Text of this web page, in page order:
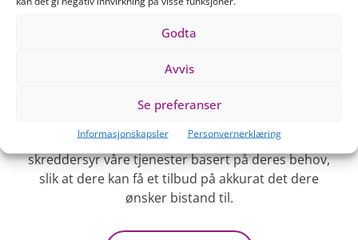
Godta
Avvis
Se preferanser
Informasjonskapsler Personvernerklæring
en enklere hverdag
hva vi kan tilby nettopp deres boligselskap. Vi
skreddersyr våre tjenester basert på deres behov,
slik at dere kan få et tilbud på akkurat det dere
ønsker bistand til.